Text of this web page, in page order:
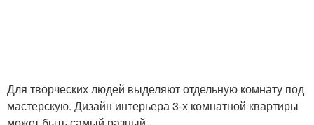
Для творческих людей выделяют отдельную комнату под
мастерскую. Дизайн интерьера 3‑х комнатной квартиры